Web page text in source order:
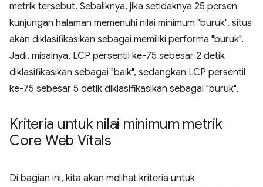
metrik tersebut. Sebaliknya, jika setidaknya 25 persen
kunjungan halaman memenuhi nilai minimum "buruk", situs
akan diklasifikasikan sebagai memiliki performa "buruk".
Jadi, misalnya, LCP persentil ke-75 sebesar 2 detik
diklasifikasikan sebagai "baik", sedangkan LCP persentil
ke-75 sebesar 5 detik diklasifikasikan sebagai "buruk".
Kriteria untuk nilai minimum metrik
Core Web Vitals
Di bagian ini, kita akan melihat kriteria untuk